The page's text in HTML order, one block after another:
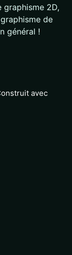
2D,
de
général !
avec